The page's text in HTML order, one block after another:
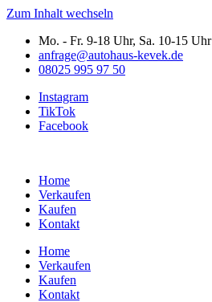
Zum Inhalt wechseln
Mo. - Fr. 9-18 Uhr, Sa. 10-15 Uhr
anfrage@autohaus-kevek.de
08025 995 97 50
Instagram
TikTok
Facebook
Home
Verkaufen
Kaufen
Kontakt
Home
Verkaufen
Kaufen
Kontakt